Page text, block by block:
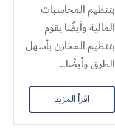
بتنظيم المحاسبات
المالية وأيضًا يقوم
بتنظيم المخازن بأسهل
الطرق وأيضًا...
اقرأ المزيد